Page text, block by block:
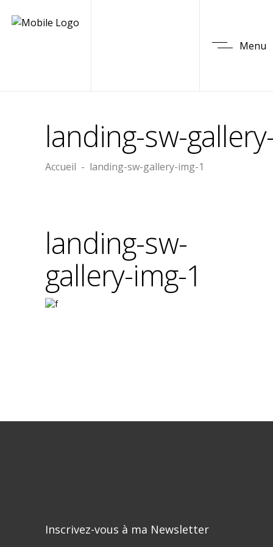
Menu
landing-sw-
Accueil - landing-sw-gallery-img-1
landing-sw-
gallery-img-1
Inscrivez-vous à ma Newsletter